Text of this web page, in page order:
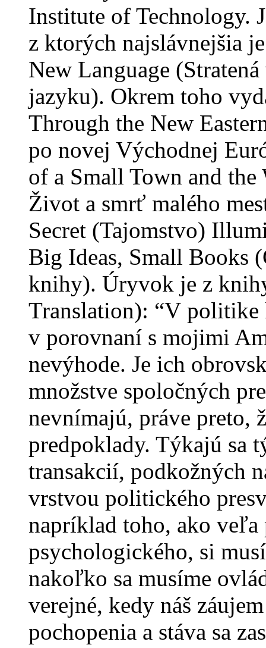
Institute of Technology.
z ktorých najslávnejšia
New Language
jazyku). Okrem toho
Through the New
po novej Východnej
of a Small Town and
Život a smrť malého
Secret (Tajomstvo)
Big Ideas, Small Books
knihy). Úryvok je z
Translation): “V politike
v porovnaní s mojimi
nevýhode. Je ich
množstve spoločných
nevnímajú, práve preto,
predpoklady. Týkajú sa
transakcií, podkožných
vrstvou politického
napríklad toho, ako
psychologického, si
nakoľko sa musíme
verejné, kedy náš
pochopenia a stáva sa